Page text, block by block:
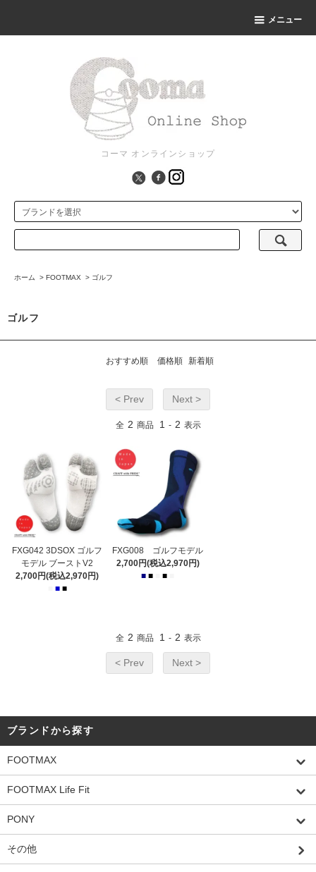
メニュー
コーマ オンラインショップ
ホーム > FOOTMAX > ゴルフ
ゴルフ
おすすめ順 価格順 新着順
< Prev Next >
全 2 商品 1 - 2 表示
FXG042 3DSOX ゴルフ
モデル ブーストV2
2,700円(税込2,970円)
■ ■
FXG008 ゴルフモデル
2,700円(税込2,970円)
■ ■ ■
全 2 商品 1 - 2 表示
< Prev Next >
ブランドから探す
FOOTMAX
FOOTMAX Life Fit
PONY
その他